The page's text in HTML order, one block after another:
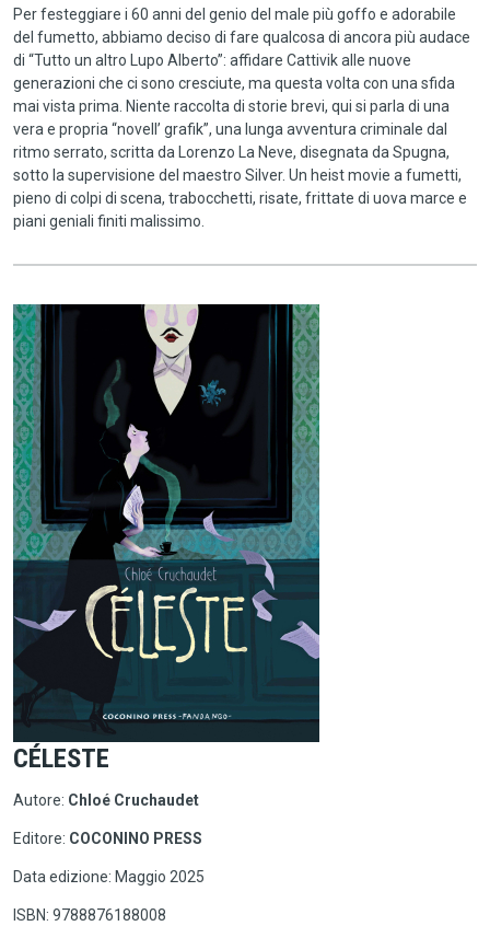
Per festeggiare i 60 anni del genio del male più goffo e adorabile
del fumetto, abbiamo deciso di fare qualcosa di ancora più audace
di “Tutto un altro Lupo Alberto”: affidare Cattivik alle nuove
generazioni che ci sono cresciute, ma questa volta con una sfida
mai vista prima. Niente raccolta di storie brevi, qui si parla di una
vera e propria “novell’ grafik”, una lunga avventura criminale dal
ritmo serrato, scritta da Lorenzo La Neve, disegnata da Spugna,
sotto la supervisione del maestro Silver. Un heist movie a fumetti,
pieno di colpi di scena, trabocchetti, risate, frittate di uova marce e
piani geniali finiti malissimo.
CÉLESTE
Autore: Chloé Cruchaudet
Editore: COCONINO PRESS
Data edizione: Maggio 2025
ISBN: 9788876188008